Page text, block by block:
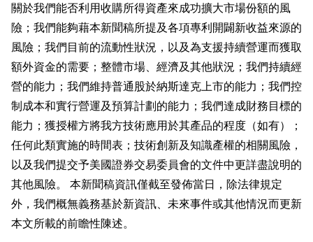
關於我們能否利用收購所得資產來成功擴大市場份額的風
險；我們能夠藉本新聞稿所提及各項專利開闢新收益來源的
風險；我們目前的流動性狀況，以及為支援持續營運而獲取
額外資金的需要；整體市場、經濟及其他狀況；我們持續經
營的能力；我們維持普通股於納斯達克上市的能力；我們控
制成本和實行營運及預算計劃的能力；我們達成財務目標的
能力；獲授權方將我方技術應用於其產品的程度（如有）；
任何此類實施的時間表；技術創新及知識產權的相關風險，
以及我們提交予美國證券交易委員會的文件中更詳盡說明的
其他風險。 本新聞稿資訊僅截至發佈當日，除法律規定
外，我們概無義務基於新資訊、未來事件或其他情況而更新
本文所載的前瞻性陳述。